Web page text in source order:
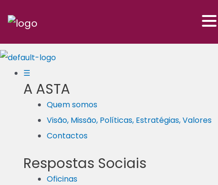
to
content
ASTA
☰
A ASTA
Quem somos
Visão, Missão, Políticas, Estratégias, Valores
Contactos
Respostas Sociais
Oficinas